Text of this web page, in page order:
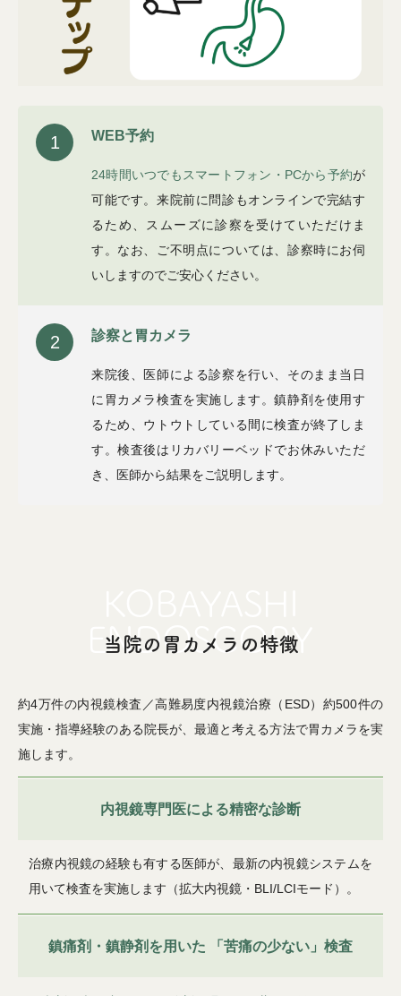
1 WEB予約
24時間いつでもスマートフォン・PCから予約が
可能です。来院前に問診もオンラインで完結す
るため、スムーズに診察を受けていただけま
す。なお、ご不明点については、診察時にお伺
いしますのでご安心ください。
2 診察と胃カメラ
来院後、医師による診察を行い、そのまま当日
に胃カメラ検査を実施します。鎮静剤を使用す
るため、ウトウトしている間に検査が終了しま
す。検査後はリカバリーベッドでお休みいただ
き、医師から結果をご説明します。
当院の胃カメラの特徴
約4万件の内視鏡検査／高難易度内視鏡治療（ESD）約500件の
実施・指導経験のある院長が、最適と考える方法で胃カメラを実
施します。
内視鏡専門医による精密な診断
治療内視鏡の経験も有する医師が、最新の内視鏡システムを
用いて検査を実施します（拡大内視鏡・BLI/LCIモード）。
鎮痛剤・鎮静剤を用いた 「苦痛の少ない」検査